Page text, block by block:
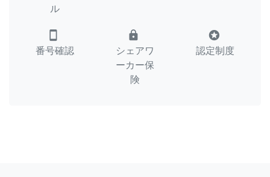
ル
smartphone
番号確認
lock
シェアワ
ーカー保
険
stars
認定制度